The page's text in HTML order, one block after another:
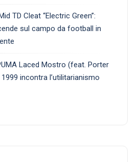
TD Cleat “Electric Green”:
sul campo da football in
Laced Mostro (feat. Porter
incontra l’utilitarianismo